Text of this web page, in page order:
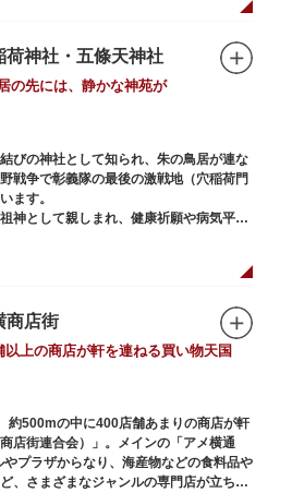
な商品の数々は、海外からの観光客にも
っ子の威勢の良い売り声が飛び交うな
しみください。
荷神社・五條天神社
の先には、静かな神苑が
びの神社として知られ、朱の鳥居が連な
戦争で彰義隊の最後の激戦地（穴稲荷門
ます。
神として親しまれ、健康祈願や病気平癒
道真公も祀られています。
つの神社かのように並んで鎮座していま
た神社です。どちらの御朱印も五條天神
は9:00～17:00）
商店街
以上の商店が軒を連ねる買い物天国
約500mの中に400店舗あまりの商店が軒
店街連合会）」。メインの「アメ横通
プラザからなり、海産物などの食料品や
、さまざまなジャンルの専門店が立ち並